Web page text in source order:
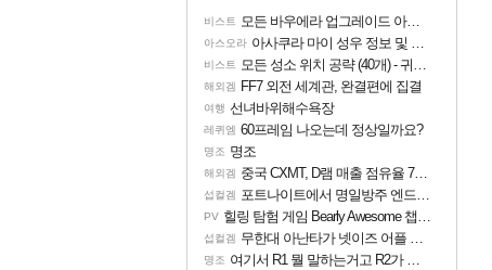
비스트 모든 바우에라 업그레이드 아이템 획득 위치 공략 (89개)
아스오라 아사쿠라 마이 성우 정보 및 주요 필모
비스트 모든 성소 위치 공략 (40개) - 귀환한 영혼 도전과제
해외겜 FF7 외전 세계관, 완결편에 집결
여행 선녀바위해수욕장
레퀴엠 60프레임 나오는데 정상일까요?
명조 명조
해외겜 중국 CXMT, D램 매출 점유율 7%…글로벌 4위로 부상
섭컬겜 포트나이트에서 명일방주 엔드필드 [펠리카] 판매 예정
PV 힐링 탐험 게임 Bearly Awesome 챕터 1 트레일러
섭컬겜 무한대 아난타가 넷이즈 어플 달력에 일정 등록
명조 여기서 R1 뭘 말하는거고 R2가 뭘말하는걸까요?